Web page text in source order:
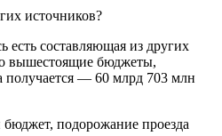
источников?
есть составляющая из других
вышестоящие бюджеты,
— 60 млрд 703 млн